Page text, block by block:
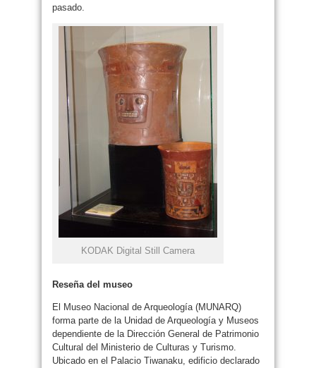
pasado.
KODAK Digital Still Camera
Reseña del museo
El Museo Nacional de Arqueología (MUNARQ)
forma parte de la Unidad de Arqueología y Museos
dependiente de la Dirección General de Patrimonio
Cultural del Ministerio de Culturas y Turismo.
Ubicado en el Palacio Tiwanaku, edificio declarado